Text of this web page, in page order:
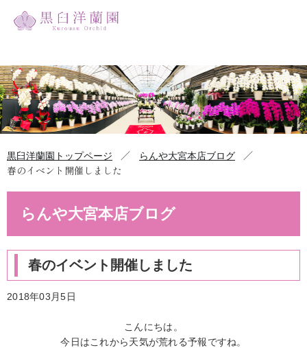
黒臼洋蘭園トップページ ／ らんや大宮本店ブログ
／
春のイベント開催しました
らんや大宮本店ブログ
春のイベント開催しました
2018年03月5日
こんにちは。
今日はこれから天気が荒れる予報ですね。